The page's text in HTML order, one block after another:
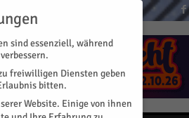
sind essenziell, während
freiwilligen Diensten geben
bitten.
Website. Einige von ihnen